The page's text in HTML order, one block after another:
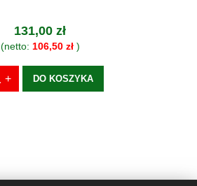
131,00 zł
(netto: 106,50 zł)
DO KOSZYKA